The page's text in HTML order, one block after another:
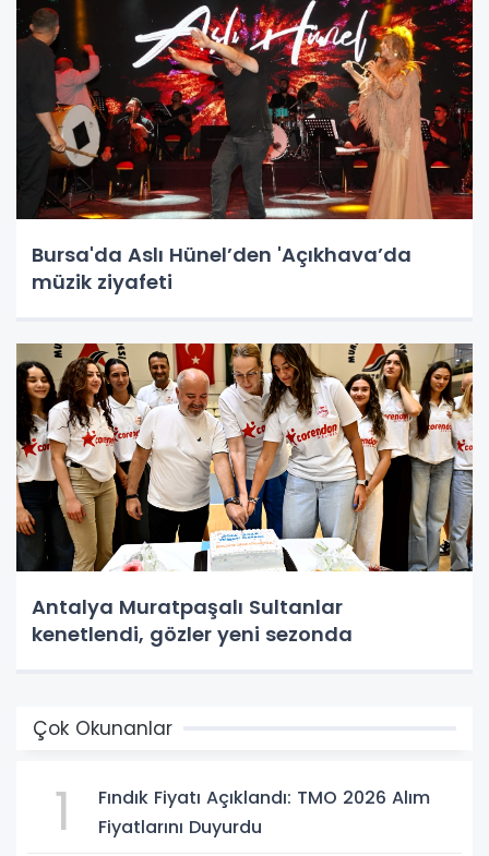
Bursa'da Aslı Hünel’den 'Açıkhava’da
müzik ziyafeti
Antalya Muratpaşalı Sultanlar
kenetlendi, gözler yeni sezonda
Çok Okunanlar
1
Fındık Fiyatı Açıklandı: TMO 2026 Alım
Fiyatlarını Duyurdu